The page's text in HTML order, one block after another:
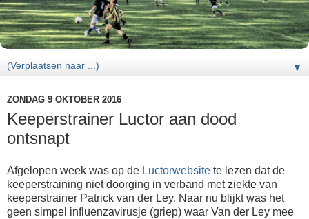
▼
ZONDAG 9 OKTOBER 2016
Keeperstrainer Luctor aan dood
ontsnapt
Afgelopen week was op de Luctorwebsite te lezen dat de
keeperstraining niet doorging in verband met ziekte van
keeperstrainer Patrick van der Ley. Naar nu blijkt was het
geen simpel influenzavirusje (griep) waar Van der Ley mee